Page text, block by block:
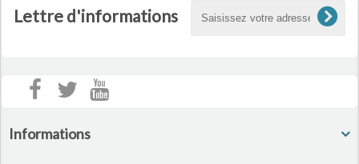
Lettre d'informations
Informations